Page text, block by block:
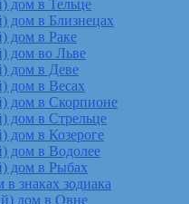
дом в Тельце
дом в Близнецах
дом в Раке
дом во Льве
дом в Деве
дом в Весах
дом в Скорпионе
дом в Стрельце
дом в Козероге
дом в Водолее
дом в Рыбах
в знаках зодиака
дом в Овне